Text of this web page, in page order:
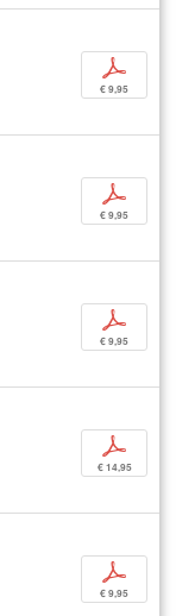
p
€ 9,95
p
€ 9,95
p
€ 9,95
p
€ 14,95
p
€ 9,95